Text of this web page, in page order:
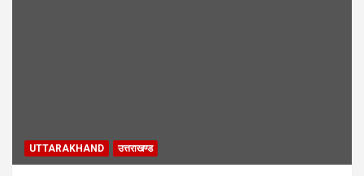
UTTARAKHAND उत्तराखण्ड